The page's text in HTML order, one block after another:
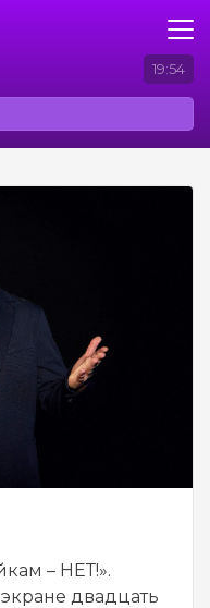
19:54
– НЕТ!».
двадцать